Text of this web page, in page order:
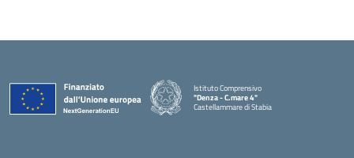
Istituto Comprensivo
"Denza - C.mare 4"
Castellammare di Stabia